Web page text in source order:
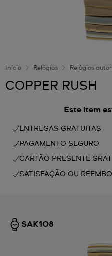
Início Relógios Relógios
COPPER RUSH
Este item
ENTREGAS GRATUITAS
PAGAMENTO SEGURO
CARTÃO PRESENTE
SATISFAÇÃO OU
SAK108